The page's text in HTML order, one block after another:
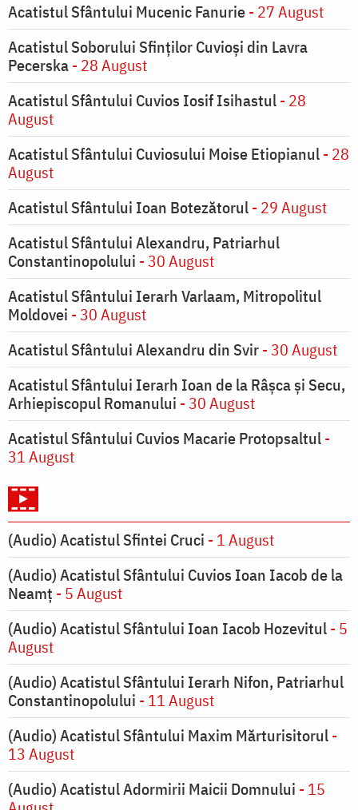
Acatistul Sfântului Mucenic Fanurie- 27 August
Acatistul Soborului Sfinților Cuvioși din Lavra
Pecerska- 28 August
Acatistul Sfântului Cuvios Iosif Isihastul- 28
August
Acatistul Sfântului Cuviosului Moise Etiopianul- 28
August
Acatistul Sfântului Ioan Botezătorul- 29 August
Acatistul Sfântului Alexandru, Patriarhul
Constantinopolului - 30 August
Acatistul Sfântului Ierarh Varlaam, Mitropolitul
Moldovei - 30 August
Acatistul Sfântului Alexandru din Svir- 30 August
Acatistul Sfântului Ierarh Ioan de la Râşca şi Secu,
Arhiepiscopul Romanului - 30 August
Acatistul Sfântului Cuvios Macarie Protopsaltul-
31 August
(Audio) Acatistul Sfintei Cruci - 1 August
(Audio) Acatistul Sfântului Cuvios Ioan Iacob de la
Neamț - 5 August
(Audio) Acatistul Sfântului Ioan Iacob Hozevitul- 5
August
(Audio) Acatistul Sfântului Ierarh Nifon, Patriarhul
Constantinopolului - 11 August
(Audio) Acatistul Sfântului Maxim Mărturisitorul-
13 August
(Audio) Acatistul Adormirii Maicii Domnului - 15